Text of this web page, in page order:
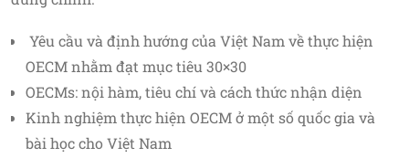
Yêu cầu và định hướng của Việt Nam về thực hiện
OECM nhằm đạt mục tiêu 30×30
OECMs: nội hàm, tiêu chí và cách thức nhận diện
Kinh nghiệm thực hiện OECM ở một số quốc gia và
bài học cho Việt Nam